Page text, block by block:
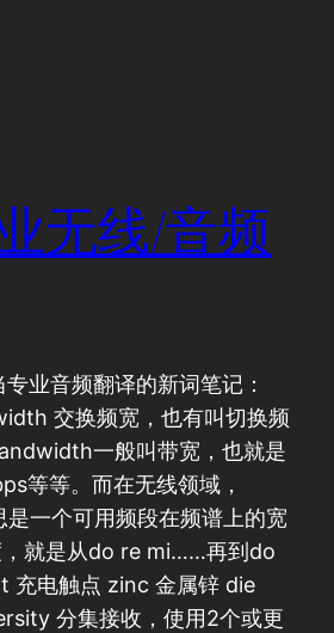
无线/音频
业音频翻译的新词笔记：
交换频宽，也有叫切换频
一般叫带宽，也就是
等等。而在无线领域，
一个可用频段在频谱上的宽
就是从do re mi……再到do
充电触点 zinc 金属锌 die
分集接收，使用2个或更